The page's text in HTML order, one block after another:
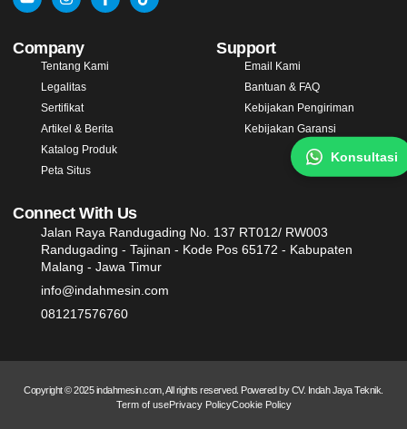
Company
Tentang Kami
Legalitas
Sertifikat
Artikel & Berita
Katalog Produk
Peta Situs
Support
Email Kami
Bantuan & FAQ
Kebijakan Pengiriman
Kebijakan Garansi
Connect With Us
Jalan Raya Randugading No. 137 RT012/ RW003
Randugading - Tajinan - Kode Pos 65172 - Kabupaten
Malang - Jawa Timur
info@indahmesin.com
081217576760
Copyright © 2025 indahmesin.com, All rights reserved. Powered by CV. Indah Jaya Teknik.
Term of usePrivacy PolicyCookie Policy
Konsultasi